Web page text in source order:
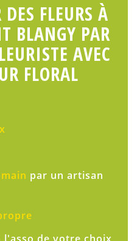
FLEURS À
BLANGY PAR
AVEC
FLORAL
par un artisan